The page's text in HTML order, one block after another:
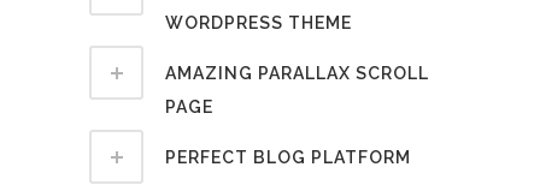
WORDPRESS THEME
AMAZING PARALLAX SCROLL
PAGE
PERFECT BLOG PLATFORM